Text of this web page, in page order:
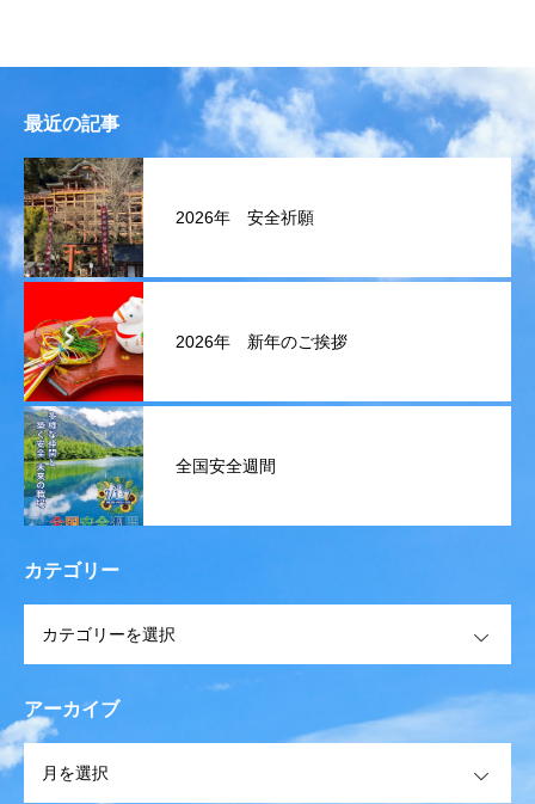
最近の記事
2026年 安全祈願
2026年 新年のご挨拶
全国安全週間
カテゴリー
アーカイブ